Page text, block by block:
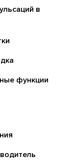
в
функции